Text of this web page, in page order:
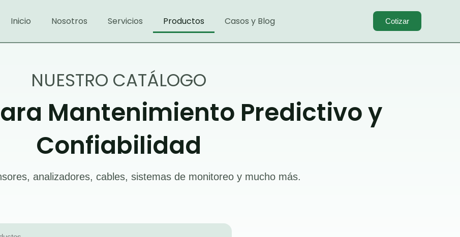
Inicio Nosotros Servicios Productos Casos y Blog Cotizar
NUESTRO CATÁLOGO
Mantenimiento Predictivo y
Confiabilidad
analizadores, cables, sistemas de monitoreo y mucho más.